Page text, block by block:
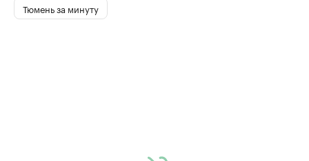
Тюмень за минуту